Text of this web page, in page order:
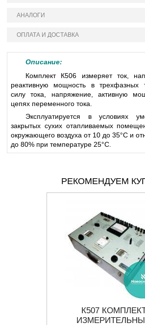
АНАЛОГИ
ОПЛАТА И ДОСТАВКА
Описание:
Комплект К506 измеряет ток,
реактивную мощность в трехфазных
силу тока, напряжение, активную
цепях переменного тока.
Эксплуатируется в условиях
закрытых сухих отапливаемых
окружающего воздуха от 10 до 35°С и
до 80% при температуре 25°С.
РЕКОМЕНДУЕМ
К507